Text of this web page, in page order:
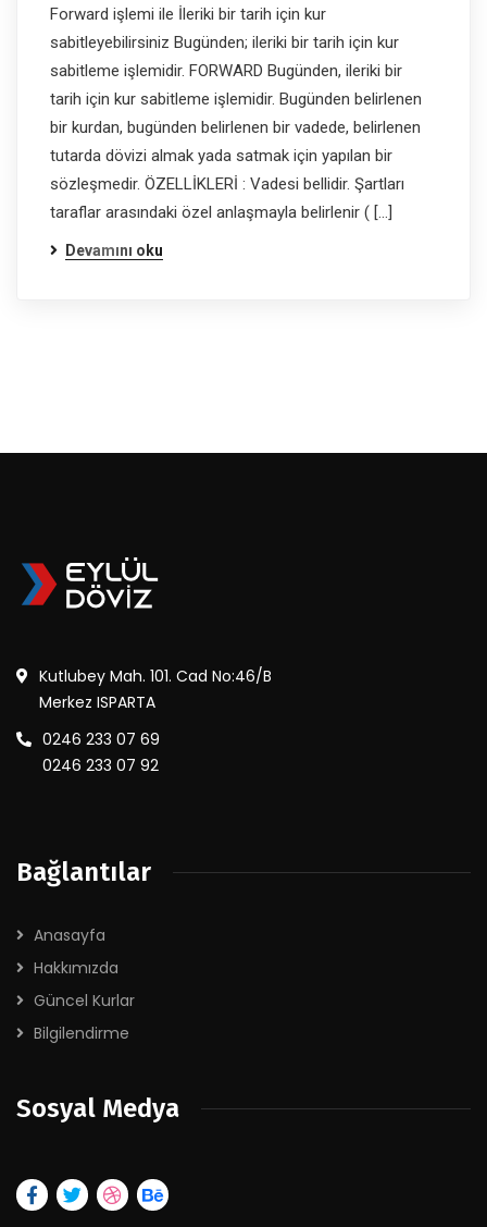
Forward işlemi ile İleriki bir tarih için kur
sabitleyebilirsiniz Bugünden; ileriki bir tarih için kur
sabitleme işlemidir. FORWARD Bugünden, ileriki bir
tarih için kur sabitleme işlemidir. Bugünden belirlenen
bir kurdan, bugünden belirlenen bir vadede, belirlenen
tutarda dövizi almak yada satmak için yapılan bir
sözleşmedir. ÖZELLİKLERİ : Vadesi bellidir. Şartları
taraflar arasındaki özel anlaşmayla belirlenir ( […]
Devamını oku
Kutlubey Mah. 101. Cad No:46/B
Merkez ISPARTA
0246 233 07 69
0246 233 07 92
Bağlantılar
Anasayfa
Hakkımızda
Güncel Kurlar
Bilgilendirme
Sosyal Medya